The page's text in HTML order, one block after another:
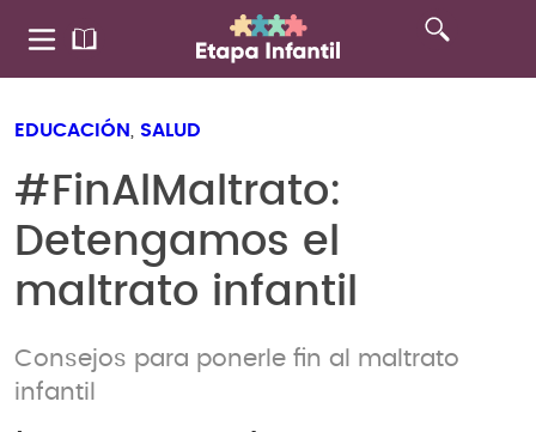
EDUCACIÓN SALUD
#FinAlMaltrato:
Detengamos el
maltrato infantil
Consejos para ponerle fin al maltrato
infantil